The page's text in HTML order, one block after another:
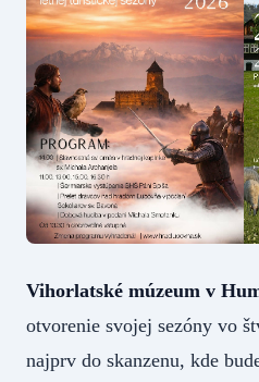
Vihorlatské múzeum v
otvorenie svojej sezóny vo
najprv do skanzenu, kde